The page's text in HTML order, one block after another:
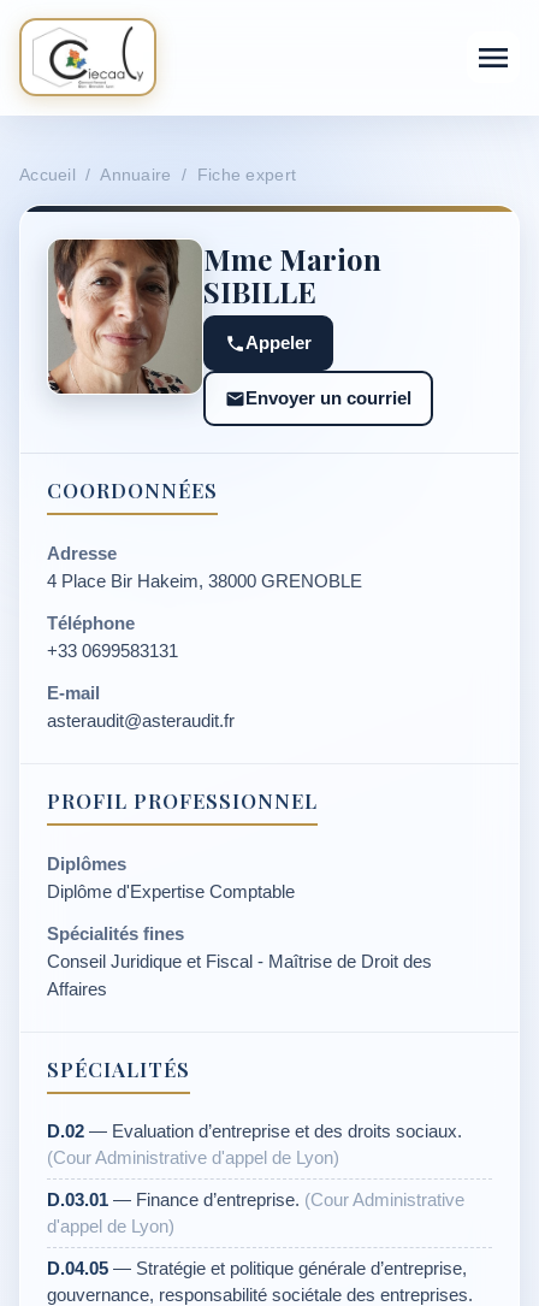
Accueil / Annuaire / Fiche expert
Mme Marion
SIBILLE
Appeler
Envoyer un courriel
COORDONNÉES
Adresse
4 Place Bir Hakeim, 38000 GRENOBLE
Téléphone
+33 0699583131
E-mail
asteraudit@asteraudit.fr
PROFIL PROFESSIONNEL
Diplômes
Diplôme d'Expertise Comptable
Spécialités fines
Conseil Juridique et Fiscal - Maîtrise de Droit des
Affaires
SPÉCIALITÉS
D.02 — Evaluation d’entreprise et des droits sociaux.
(Cour Administrative d'appel de Lyon)
D.03.01 — Finance d’entreprise. (Cour Administrative
d'appel de Lyon)
D.04.05 — Stratégie et politique générale d’entreprise,
gouvernance, responsabilité sociétale des entreprises.